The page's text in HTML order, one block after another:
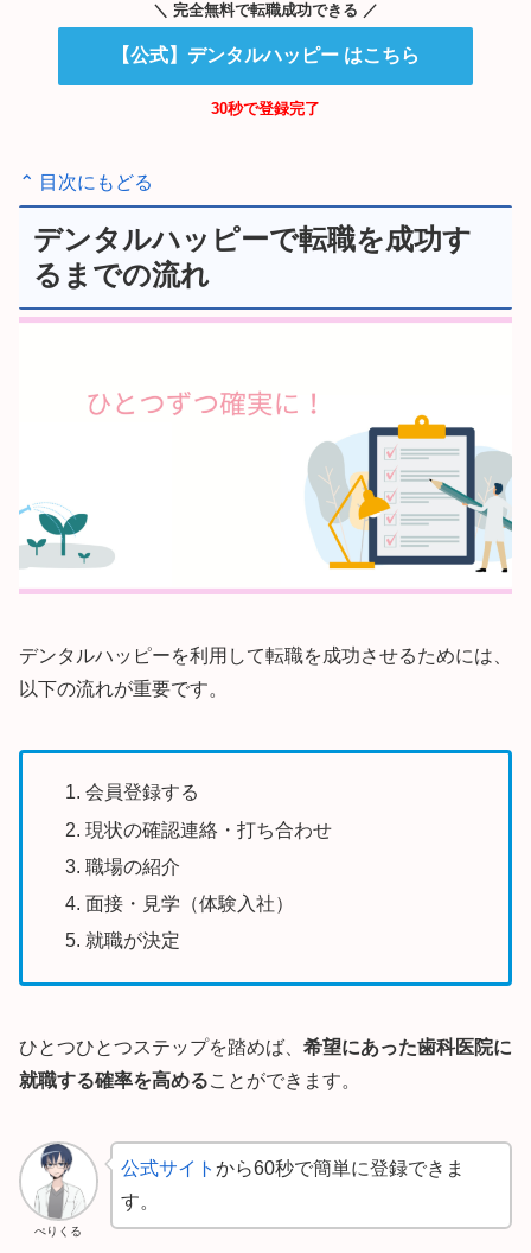
＼ 完全無料で転職成功できる ／
【公式】デンタルハッピー はこちら
30秒で登録完了
⌃ 目次にもどる
デンタルハッピーで転職を成功す
るまでの流れ
デンタルハッピーを利用して転職を成功させるためには、
以下の流れが重要です。
会員登録する
現状の確認連絡・打ち合わせ
職場の紹介
面接・見学（体験入社）
就職が決定
ひとつひとつステップを踏めば、 希望にあった歯科医院に
就職する確率を高めることができます。
ぺりくる
公式サイト から60秒で簡単に登録できま
す。